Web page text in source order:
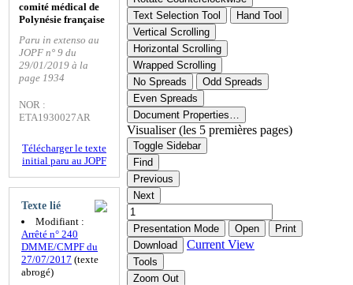
comité médical de
Polynésie française
Paru in extenso au
JOPF n° 9 du
29/01/2019 à la
page 1934
NOR :
ETA1930027AR
Télécharger le texte
initial paru au JOPF
Texte lié
Modifiant :
Arrêté n° 240
DMME/CMPF du
27/07/2017 (texte
abrogé)
Text Selection Tool
Hand Tool
Vertical Scrolling
Horizontal Scrolling
Wrapped Scrolling
No Spreads
Odd Spreads
Even Spreads
Document Properties…
Visualiser (les 5 premières pages)
Toggle Sidebar
Find
Previous
Next
Presentation Mode Open
Print
Download
Current View
Tools
Zoom Out